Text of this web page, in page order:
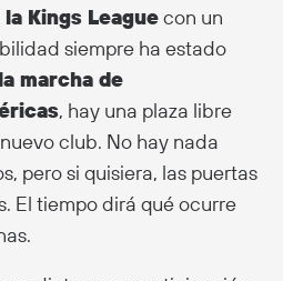
Kings Leaguecon un
siempre ha estado
marcha de
, hay una plaza libre
club. No hay nada
pero si quisiera, las puertas
El tiempo dirá qué ocurre